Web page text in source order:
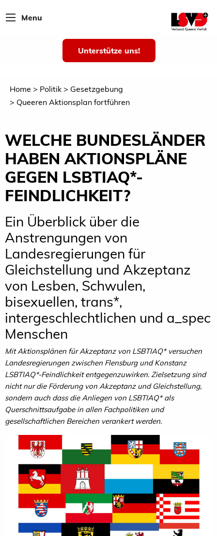
Menu
Unterstütze uns!
Home Politik
Gesetzgebung
Queeren Aktionsplan fortführen
WELCHE BUNDESLÄNDER
HABEN AKTIONSPLÄNE
GEGEN LSBTIAQ*-
FEINDLICHKEIT?
Ein Überblick über die
Anstrengungen von
Landesregierungen für
Gleichstellung und Akzeptanz
von Lesben, Schwulen,
bisexuellen, trans*,
intergeschlechtlichen und a_spec
Menschen
Mit Aktionsplänen für Akzeptanz von LSBTIAQ* versuchen
Landesregierungen zwischen Flensburg und Konstanz
LSBTIAQ*-Feindlichkeit entgegenzuwirken. Zielsetzung sind
nicht nur die Förderung von Akzeptanz und Gleichstellung,
sondern auch dass die Anliegen von LSBTIAQ* als
Querschnittsaufgabe in allen Fachpolitiken und
gesellschaftlichen Bereichen verankert werden.